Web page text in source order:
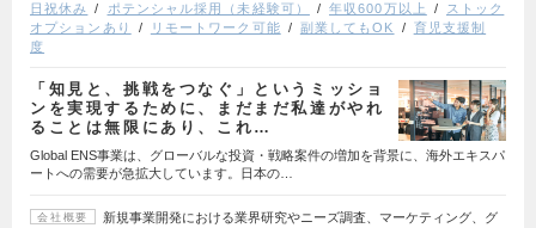
日祝休み
ポテンシャル採用（未経験可） 年収600万以上
ストック
オプションあり
リモートワーク可能 副業してもOK
育児支援制
度
「知見と、挑戦をつなぐ」というミッショ
ンを実現するために、まだまだ私達がやれ
ることは無限にあり、これ…
Global ENS事業は、グローバルな投資・戦略案件の増加を背景に、海外エキスパ
ートへの需要が急拡大しています。日本の…
会社概要
新規事業開発における業界研究やニーズ調査、マーケティング、グ